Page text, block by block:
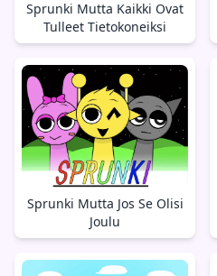
Sprunki Mutta Kaikki Ovat
Tulleet Tietokoneiksi
Sprunki Mutta Jos Se Olisi
Joulu